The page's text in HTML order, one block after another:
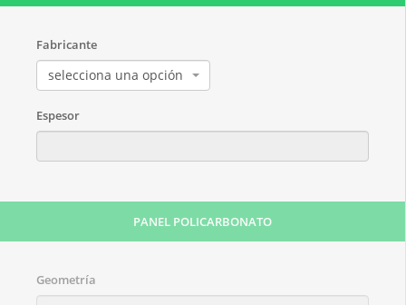
Fabricante
selecciona una opción
Espesor
PANEL POLICARBONATO
Geometría